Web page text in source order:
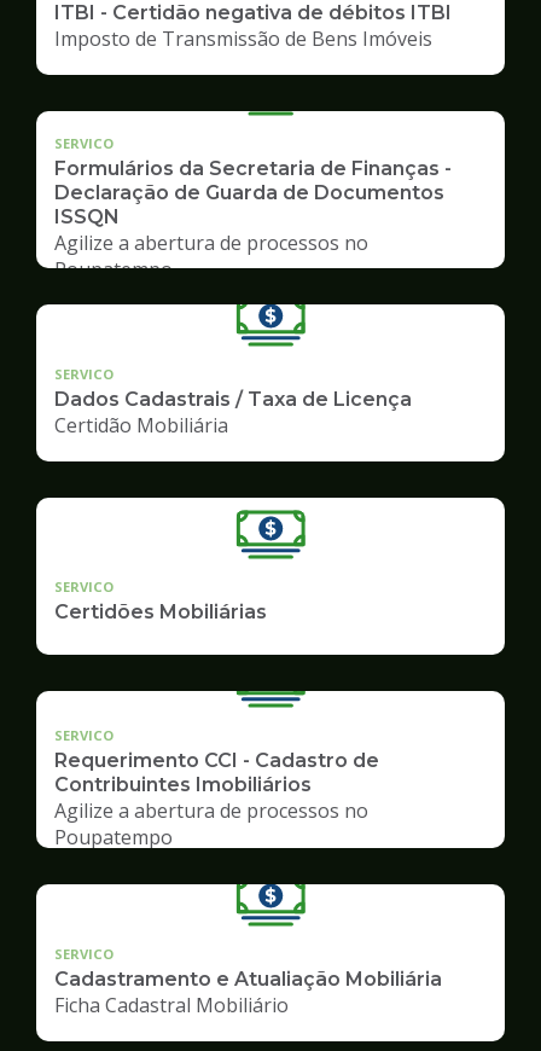
ITBI - Certidão negativa de débitos ITBI
Imposto de Transmissão de Bens Imóveis
SERVICO
Formulários da Secretaria de Finanças -
Declaração de Guarda de Documentos
ISSQN
Agilize a abertura de processos no
Poupatempo
SERVICO
Dados Cadastrais / Taxa de Licença
Certidão Mobiliária
SERVICO
Certidões Mobiliárias
SERVICO
Requerimento CCI - Cadastro de
Contribuintes Imobiliários
Agilize a abertura de processos no
Poupatempo
SERVICO
Cadastramento e Atualiação Mobiliária
Ficha Cadastral Mobiliário